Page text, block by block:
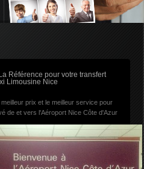
Référence pour votre transfert
Limousine Nice
prix et le meilleur service pour
de et vers l'Aéroport Nice Côte d'Azur